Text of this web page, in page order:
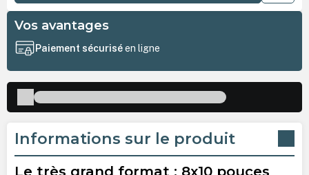
Vos avantages
Paiement sécuriséen ligne
Informations sur le produit
Le très grand format : 8x10 pouces